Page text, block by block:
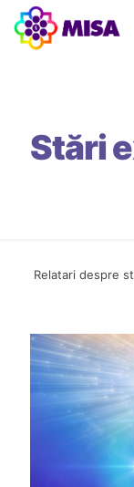
Stări
Relatari despre